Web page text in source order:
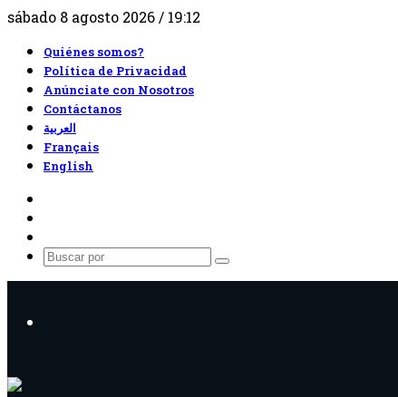
sábado 8 agosto 2026 / 19:12
Quiénes somos?
Política de Privacidad
Anúnciate con Nosotros
Contáctanos
العربية
Français
English
Buscar
por